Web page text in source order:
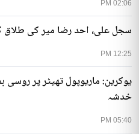
02:06 PM
12:25 PM
سجل علی، احد رضا میر کی طلاق
05:40 PM
خدشہ